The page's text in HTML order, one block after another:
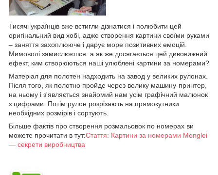
Тисячі українців вже встигли дізнатися і полюбити цей
оригінальний вид хобі, адже створення картини своїми руками
– заняття захоплююче і дарує море позитивних емоцій.
Мимоволі замислюєшся: а як же досягається цей дивовижний
ефект, ким створюються наші улюблені картини за номерами?
Матеріал для полотен надходить на завод у великих рулонах.
Після того, як полотно пройде через велику машину-принтер,
на ньому і з'являється знайомий нам усім графічний малюнок
з цифрами. Потім рулон розрізають на прямокутники
необхідних розмірів і сортують.
Більше фактів про створення розмальовок по номерах ви
можете прочитати в тут:Стаття: Картини за номерами Menglei
— секрети виробництва